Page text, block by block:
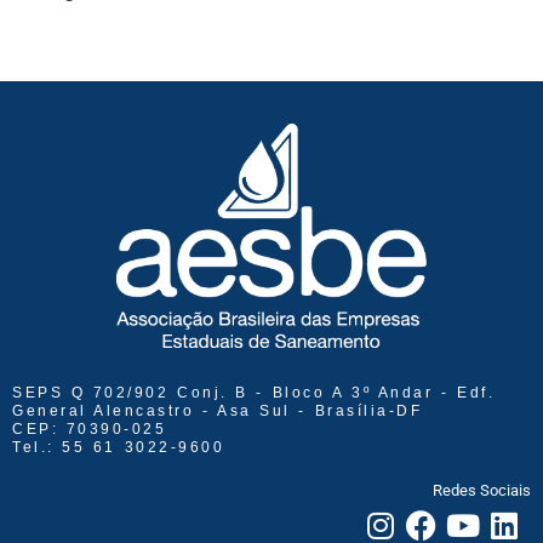
SEPS Q 702/902 Conj. B - Bloco A 3º Andar - Edf.
General Alencastro - Asa Sul - Brasília-DF
CEP: 70390-025
Tel.: 55 61 3022-9600
Redes Sociais